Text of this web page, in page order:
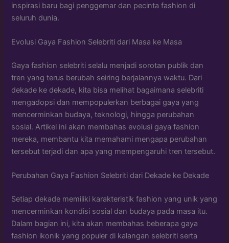
inspirasi baru bagi penggemar dan pecinta fashion di
seluruh dunia.
Evolusi Gaya Fashion Selebriti dari Masa ke Masa
Gaya fashion selebriti selalu menjadi sorotan publik dan
tren yang terus berubah seiring berjalannya waktu. Dari
dekade ke dekade, kita bisa melihat bagaimana selebriti
mengadopsi dan mempopulerkan berbagai gaya yang
mencerminkan budaya, teknologi, hingga perubahan
sosial. Artikel ini akan membahas evolusi gaya fashion
mereka, membantu kita memahami mengapa perubahan
tersebut terjadi dan apa yang mempengaruhi tren tersebut.
Perubahan Gaya Fashion Selebriti dari Dekade ke Dekade
Setiap dekade memiliki karakteristik fashion yang unik yang
mencerminkan kondisi sosial dan budaya pada masa itu.
Dalam bagian ini, kita akan membahas beberapa gaya
fashion ikonik yang populer di kalangan selebriti serta